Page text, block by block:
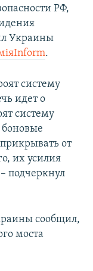
РФ,
Украины
.
систему
идет о
систему
боновые
от
их усилия
подчеркнул
сообщил,
моста